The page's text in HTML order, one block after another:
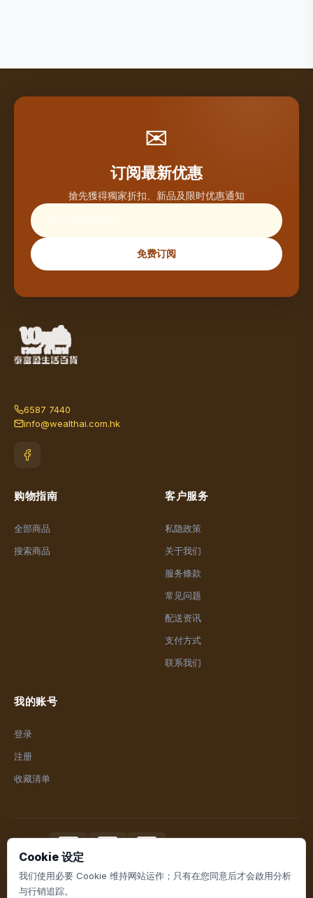
✉
订阅最新优惠
搶先獲得獨家折扣、新品及限时优惠通知
免费订阅
6587 7440
info@wealthai.com.hk
购物指南
全部商品
搜索商品
客户服务
私隐政策
关于我们
服务條款
常见问题
配送资讯
支付方式
联系我们
我的账号
登录
注册
收藏清单
Cookie 设定
我们使用必要 Cookie 维持网站运作；只有在您同意后才会啟用分析
与行销追踪。